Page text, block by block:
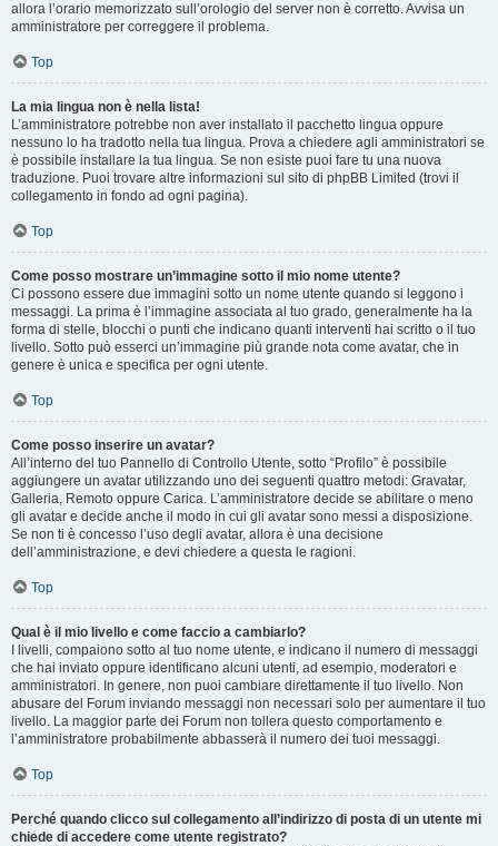
allora l’orario memorizzato sull’orologio del server non è corretto. Avvisa un
amministratore per correggere il problema.
Top
La mia lingua non è nella lista!
L’amministratore potrebbe non aver installato il pacchetto lingua oppure
nessuno lo ha tradotto nella tua lingua. Prova a chiedere agli amministratori se
è possibile installare la tua lingua. Se non esiste puoi fare tu una nuova
traduzione. Puoi trovare altre informazioni sul sito di phpBB Limited (trovi il
collegamento in fondo ad ogni pagina).
Top
Come posso mostrare un’immagine sotto il mio nome utente?
Ci possono essere due immagini sotto un nome utente quando si leggono i
messaggi. La prima è l’immagine associata al tuo grado, generalmente ha la
forma di stelle, blocchi o punti che indicano quanti interventi hai scritto o il tuo
livello. Sotto può esserci un’immagine più grande nota come avatar, che in
genere è unica e specifica per ogni utente.
Top
Come posso inserire un avatar?
All’interno del tuo Pannello di Controllo Utente, sotto “Profilo” è possibile
aggiungere un avatar utilizzando uno dei seguenti quattro metodi: Gravatar,
Galleria, Remoto oppure Carica. L’amministratore decide se abilitare o meno
gli avatar e decide anche il modo in cui gli avatar sono messi a disposizione.
Se non ti è concesso l’uso degli avatar, allora è una decisione
dell’amministrazione, e devi chiedere a questa le ragioni.
Top
Qual è il mio livello e come faccio a cambiarlo?
I livelli, compaiono sotto al tuo nome utente, e indicano il numero di messaggi
che hai inviato oppure identificano alcuni utenti, ad esempio, moderatori e
amministratori. In genere, non puoi cambiare direttamente il tuo livello. Non
abusare del Forum inviando messaggi non necessari solo per aumentare il tuo
livello. La maggior parte dei Forum non tollera questo comportamento e
l’amministratore probabilmente abbasserà il numero dei tuoi messaggi.
Top
Perché quando clicco sul collegamento all’indirizzo di posta di un utente mi
chiede di accedere come utente registrato?